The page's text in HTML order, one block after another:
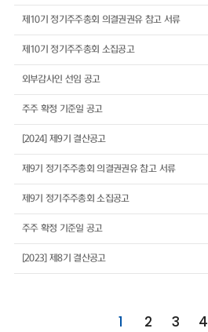
제10기 정기주주총회 의결권권유 참고 서류
제10기 정기주주총회 소집공고
외부감사인 선임 공고
주주 확정 기준일 공고
[2024] 제9기 결산공고
제9기 정기주주총회 의결권권유 참고 서류
제9기 정기주주총회 소집공고
주주 확정 기준일 공고
[2023] 제8기 결산공고
1 2 3 4